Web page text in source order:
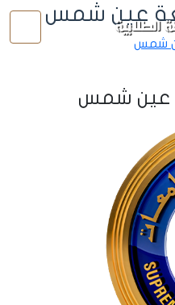
الطلابيةعين شمس
شمس
عين شمس